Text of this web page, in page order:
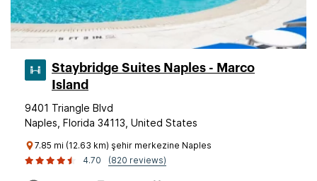
Staybridge Suites Naples - Marco
Island
9401 Triangle Blvd
Naples, Florida 34113, United States
7.85 mi (12.63 km) şehir merkezine Naples
4.70
(820 reviews)